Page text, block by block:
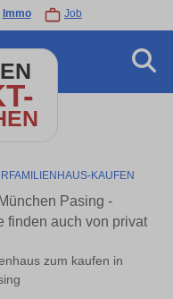
Immo Job
KAUFEN
Pasing -
finden auch von privat
zum kaufen in